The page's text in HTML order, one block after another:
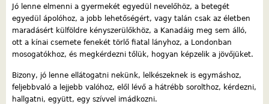
Jó lenne elmenni a gyermekét egyedül nevelőhöz, a betegét
egyedül ápolóhoz, a jobb lehetőségért, vagy talán csak az életben
maradásért külföldre kényszerülőkhöz, a Kanadáig meg sem álló,
ott a kínai csemete fenekét törlő fiatal lányhoz, a Londonban
mosogatókhoz, és megkérdezni tőlük, hogyan képzelik a jövőjüket.
Bizony, jó lenne ellátogatni nekünk, lelkészeknek is egymáshoz,
feljebbvaló a lejjebb valóhoz, elől lévő a hátrébb sorolthoz, kérdezni,
hallgatni, együtt, egy szívvel imádkozni.